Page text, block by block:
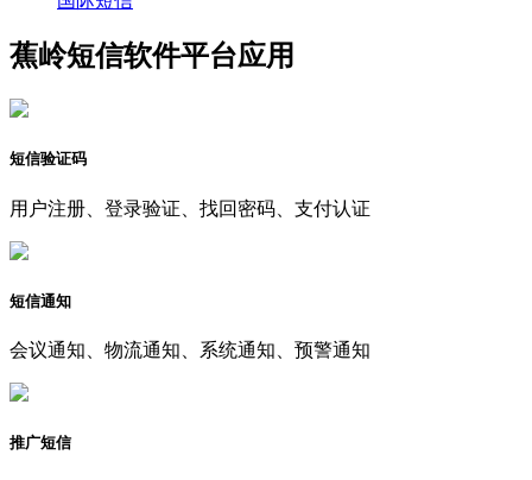
蕉岭短信软件平台应用
短信验证码
用户注册、登录验证、找回密码、支付认证
短信通知
会议通知、物流通知、系统通知、预警通知
推广短信